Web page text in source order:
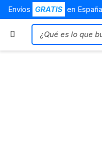
Envíos GRATIS en